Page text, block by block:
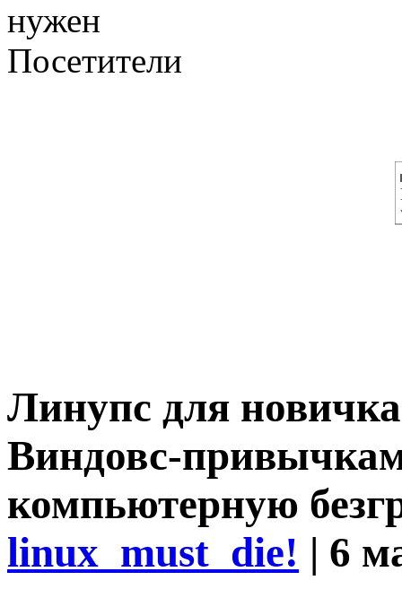
нужен
Посетители
Линупс для
Виндовс-
компьютерную
linux_must_die! | 6